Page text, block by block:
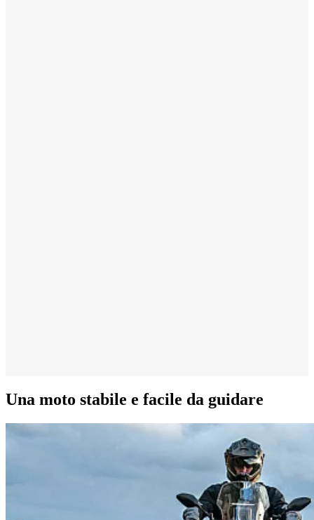
Una moto stabile e facile da guidare